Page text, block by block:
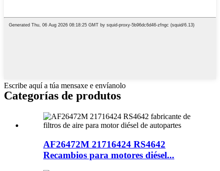
Escribe aquí a túa mensaxe e envíanolo
Categorías de produtos
AF26472M 21716424 RS4642
Recambios para motores diésel...